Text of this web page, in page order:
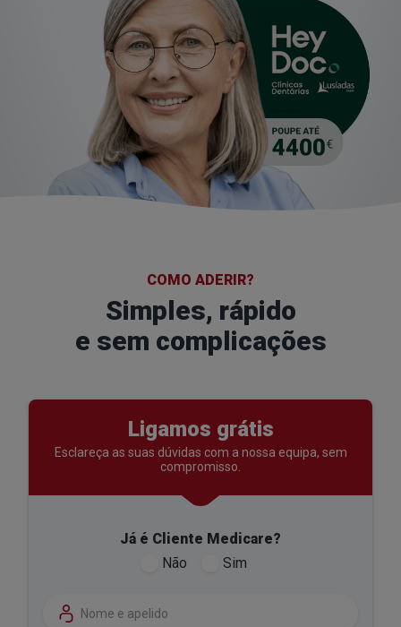
COMO ADERIR?
Simples, rápido
e sem complicações
Ligamos grátis
Esclareça as suas dúvidas com a nossa equipa, sem
compromisso.
Já é Cliente Medicare?
Não
Sim
Nome